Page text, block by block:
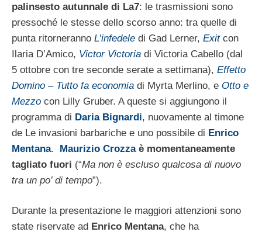
palinsesto autunnale di La7: le trasmissioni sono
pressoché le stesse dello scorso anno: tra quelle di
punta ritorneranno L’infedele di Gad Lerner, Exitcon
Ilaria D’Amico, Victor Victoria di Victoria Cabello (dal
5 ottobre con tre seconde serate a settimana), Effetto
Domino – Tutto fa economia di Myrta Merlino, e Otto e
Mezzo con Lilly Gruber. A queste si aggiungono il
programma di Daria Bignardi, nuovamente al timone
de Le invasioni barbariche e uno possibile di Enrico
Mentana. Maurizio Crozzaè momentaneamente
tagliato fuori (“Ma non è escluso qualcosa di nuovo
tra un po’ di tempo”).
Durante la presentazione le maggiori attenzioni sono
state riservate ad Enrico Mentana, che ha